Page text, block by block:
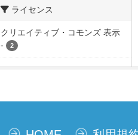
ライセンス
クリエイティブ・コモンズ 表示
-
2